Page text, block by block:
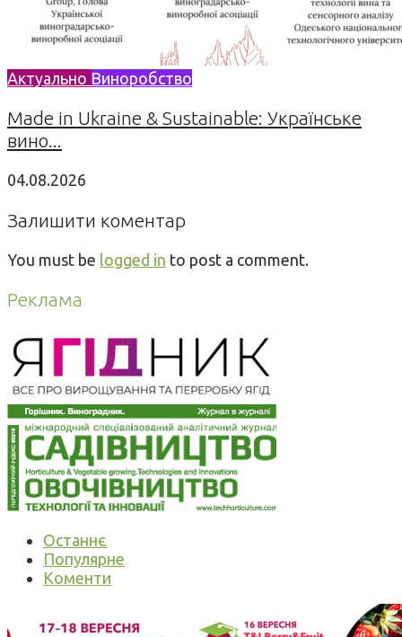
Актуально Виноробство
Made in Ukraine & Sustainable: Українське
вино...
04.08.2026
Залишити коментар
You must be logged in to post a comment.
Реклама
Останнє
Популярне
Коменти